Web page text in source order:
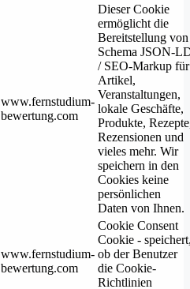
www.fernstudium-
bewertung.com
Dieser Cookie
ermöglicht die
Bereitstellung von
Schema JSON-
/ SEO-Markup für
Artikel,
Veranstaltungen,
lokale Geschäfte,
Produkte,
Rezensionen und
vieles mehr. Wir
speichern in den
Cookies keine
persönlichen
Daten von Ihnen.
www.fernstudium-
bewertung.com
Cookie Consent
Cookie -
ob der Benutzer
die Cookie-
Richtlinien